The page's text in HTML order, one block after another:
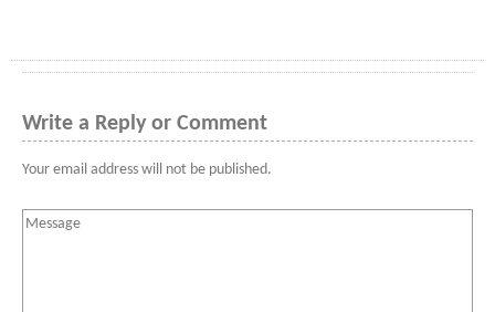
Write a Reply or Comment
Your email address will not be published.